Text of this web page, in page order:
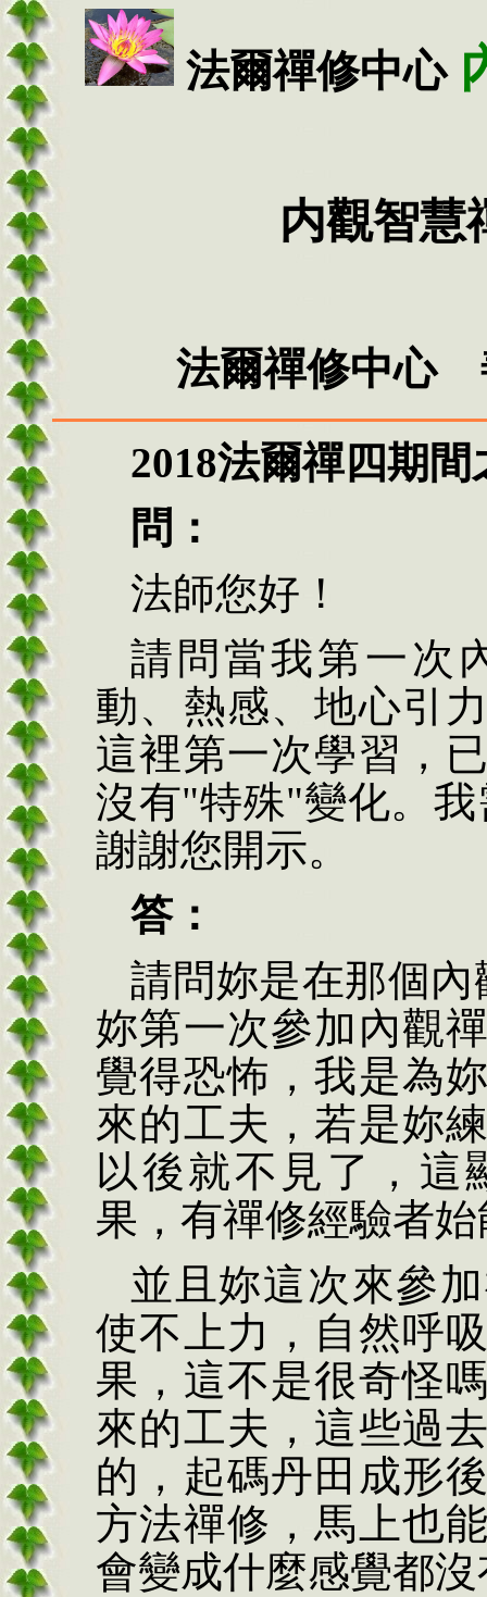
法爾禪修中心
内觀智慧
法爾禪修中心
2018法爾禪四期間
問：
法師您好！
請問當我第一次
動、熱感、地心引
這裡第一次學習，
沒有"特殊"變化。
謝謝您開示。
答：
請問妳是在那個
妳第一次參加內觀
覺得恐怖，我是為
來的工夫，若是妳
以後就不見了，這
果，有禪修經驗者
並且妳這次來參
使不上力，自然呼
果，這不是很奇怪
來的工夫，這些過
的，起碼丹田成形
方法禪修，馬上也
會變成什麼感覺都